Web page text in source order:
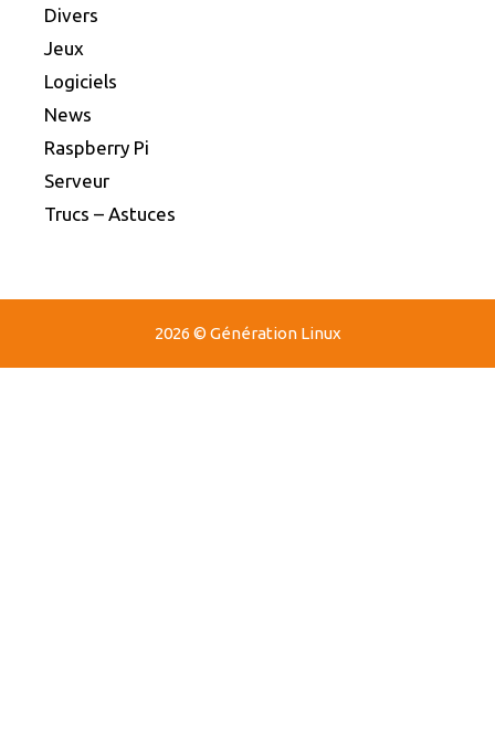
Divers
Jeux
Logiciels
News
Raspberry Pi
Serveur
Trucs – Astuces
2026 © Génération Linux